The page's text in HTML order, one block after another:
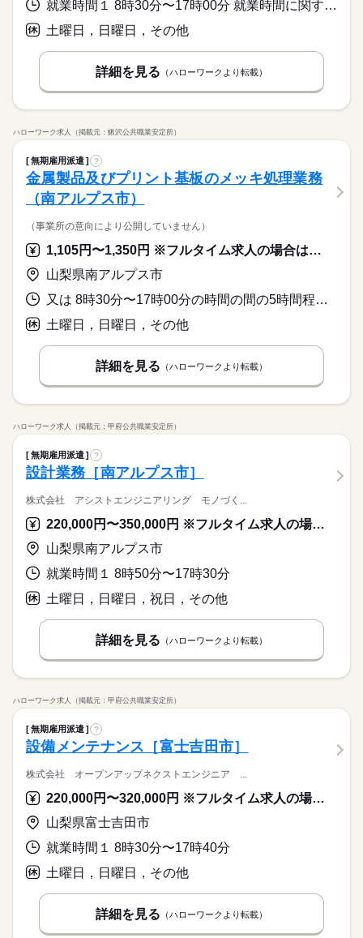
就業時間１ 8時30分〜17時00分 就業時間に関する特記事項 就業時間相談可
土曜日，日曜日，その他
詳細を見る （ハローワークより転載）
ハローワーク求人（掲載元：鰍沢公共職業安定所）
無期雇用派遣 ?
金属製品及びプリント基板のメッキ処理業務
（南アルプス市）
（事業所の意向により公開していません）
1,105円〜1,350円 ※フルタイム求人の場合は月額（換算額）、パート求人の場合は時間額を表示しています。
山梨県南アルプス市
又は 8時30分〜17時00分の時間の間の5時間程度 就業時間に関する特記事項 ・就業時間相談可
土曜日，日曜日，その他
詳細を見る （ハローワークより転載）
ハローワーク求人（掲載元：甲府公共職業安定所）
無期雇用派遣 ?
設計業務［南アルプス市］
株式会社 アシストエンジニアリング モノづく...
220,000円〜350,000円 ※フルタイム求人の場合は月額（換算額）、パート求人の場合は時間額を表示しています。
山梨県南アルプス市
就業時間１ 8時50分〜17時30分
土曜日，日曜日，祝日，その他
詳細を見る （ハローワークより転載）
ハローワーク求人（掲載元：甲府公共職業安定所）
無期雇用派遣 ?
設備メンテナンス［富士吉田市］
株式会社 オープンアップネクストエンジニア ...
220,000円〜320,000円 ※フルタイム求人の場合は月額（換算額）、パート求人の場合は時間額を表示しています。
山梨県富士吉田市
就業時間１ 8時30分〜17時40分
土曜日，日曜日，その他
詳細を見る （ハローワークより転載）